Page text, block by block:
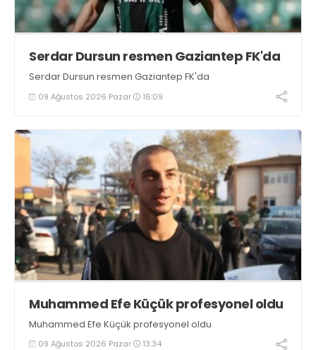
Serdar Dursun resmen Gaziantep FK'da
Serdar Dursun resmen Gaziantep FK'da
09 Ağustos 2026 Pazar 16:09
Muhammed Efe Küçük profesyonel oldu
Muhammed Efe Küçük profesyonel oldu
09 Ağustos 2026 Pazar 13:34